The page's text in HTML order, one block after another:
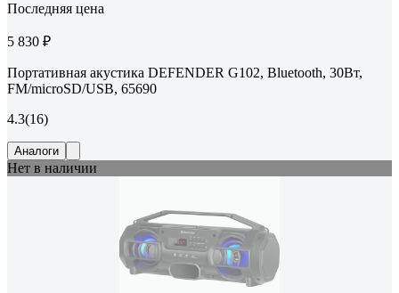
Последняя цена
5 830 ₽
Портативная акустика DEFENDER G102, Bluetooth, 30Вт,
FM/microSD/USB, 65690
4.3(16)
Аналоги
Нет в наличии